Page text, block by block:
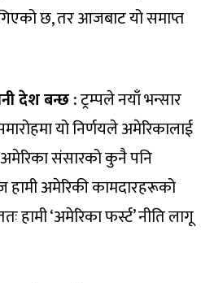
छ, तर आजबाट यो समाप्त
देश बन्छ :ट्रम्पले नयाँ भन्सार
यो निर्णयले अमेरिकालाई
संसारको कुनै पनि
अमेरिकी कामदारहरूको
हामी ‘अमेरिका फर्स्ट’ नीति लागू